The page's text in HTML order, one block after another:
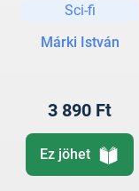
Sci-fi
Márki István
3 890 Ft
Ez jöhet